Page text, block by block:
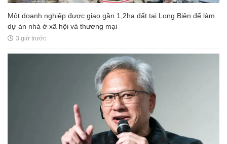
Một doanh nghiệp được giao gần 1,2ha đất tại Long Biên để làm
dự án nhà ở xã hội và thương mại
3 giờ trước